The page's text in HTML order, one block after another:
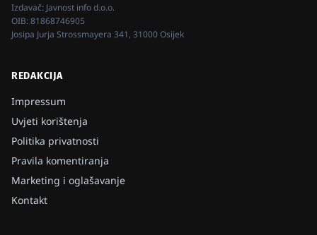
Izdavač: Javnost info d.o.o.
OIB:81868746905
Josipa Jurja Strossmayera 341, 31000 Osijek
REDAKCIJA
Impressum
Uvjeti korištenja
Politika privatnosti
Pravila komentiranja
Marketing i oglašavanje
Kontakt